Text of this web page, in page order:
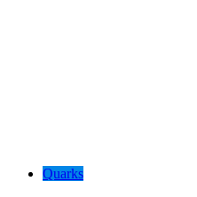
Quarks